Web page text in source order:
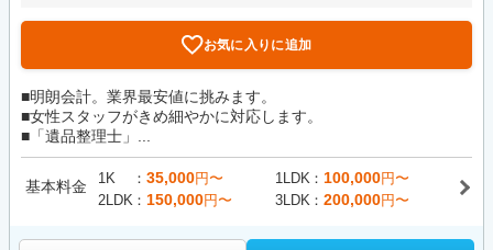
お気に入りに追加
■明朗会計。業界最安値に挑みます。
■女性スタッフがきめ細やかに対応します。
■「遺品整理士」...
基本料金 1K 35,000円〜 1LDK 100,000円〜
2LDK
150,000円〜 3LDK 200,000円〜